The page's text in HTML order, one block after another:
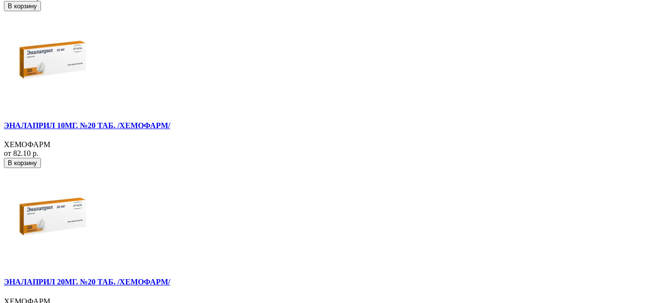
В корзину
ЭНАЛАПРИЛ 10МГ. №20 ТАБ. /ХЕМОФАРМ/
ХЕМОФАРМ
от 82.10 р.
В корзину
ЭНАЛАПРИЛ 20МГ. №20 ТАБ. /ХЕМОФАРМ/
ХЕМОФАРМ